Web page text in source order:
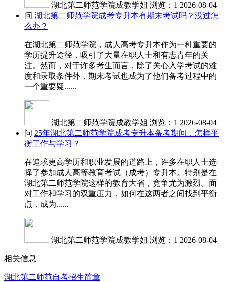
湖北第二师范学院成教学姐 浏览：1 2026-08-04
问 湖北第二师范学院成考专升本有期末考试吗？没过怎
么办？
在湖北第二师范学院，成人高考专升本作为一种重要的
学历提升途径，吸引了大量在职人士和有志青年的关
注。然而，对于许多考生而言，除了关心入学考试的难
度和录取条件外，期末考试也成为了他们备考过程中的
一个重要疑......
湖北第二师范学院成教学姐 浏览：1 2026-08-04
问 25年湖北第二师范学院成考专升本备考期间，怎样平
衡工作与学习？
在追求更高学历和职业发展的道路上，许多在职人士选
择了参加成人高等教育考试（成考）专升本。特别是在
湖北第二师范学院这样的教育大省，竞争尤为激烈。面
对工作和学习的双重压力，如何在这两者之间找到平衡
点，成为......
湖北第二师范学院成教学姐 浏览：1 2026-08-04
相关信息
湖北第二师范自考招生简章